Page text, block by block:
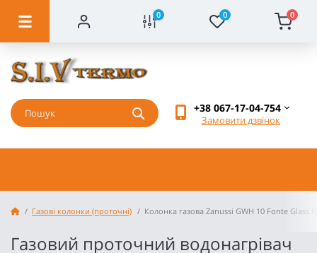
0 0 0
+38 067-17-04-754
Замовити дзвінок
Газові колонки (проточні) Колонка газова Zanussi GWH 10 Fonte Glass
Газовий проточний водонагрівач